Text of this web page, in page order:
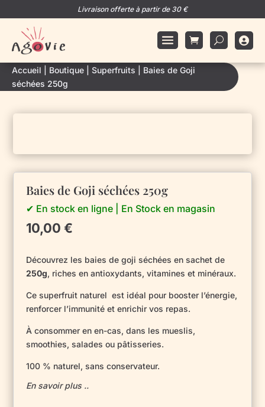
Livraison offerte à partir de 30 €

Accueil Boutique Superfruits
Baies de Goji
séchées 250g
Baies de Goji séchées 250g
✔ En stock en ligne | En Stock en magasin
10,00 €
Découvrez les baies de goji séchées en sachet de
250g, riches en antioxydants, vitamines et minéraux.
Ce superfruit naturel est idéal pour booster l’énergie,
renforcer l’immunité et enrichir vos repas.
À consommer en en-cas, dans les mueslis,
smoothies, salades ou pâtisseries.
100 % naturel, sans conservateur.
En savoir plus ..